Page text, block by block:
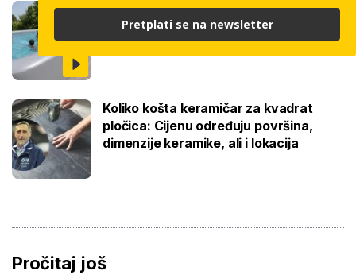
Stigla nova generacija kućnih bazena!
Po rubu možete hodati, a od kutije do
kupanca samo jedan sat
Koliko košta keramičar za kvadrat
pločica: Cijenu određuju površina,
dimenzije keramike, ali i lokacija
Pročitaj još
Pretplati se na newsletter